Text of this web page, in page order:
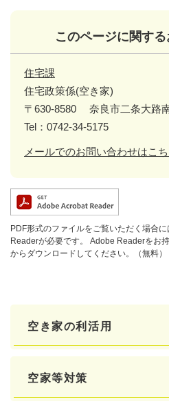
このページに関す
住宅課
住宅政策係(空き家)
〒630-8580
奈良市二条大路
Tel：0742-34-5175
メールでのお問い合わせはこ
PDF形式のファイルをご覧いただく場合
Readerが必要です。
Adobe Readerをお
からダウンロードしてください。（無料）
空き家の利活用
空家等対策